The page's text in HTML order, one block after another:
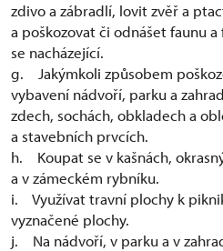
zdivo a zábradlí, lovit zvěř a
a poškozovat či odnášet faunu
se nacházející.
g. Jakýmkoli způsobem
vybavení nádvoří, parku a
zdech, sochách, obkladech a
a stavebních prvcích.
h. Koupat se v kašnách,
a v zámeckém rybníku.
i. Využívat travní plochy k
vyznačené plochy.
j. Na nádvoří, v parku a v